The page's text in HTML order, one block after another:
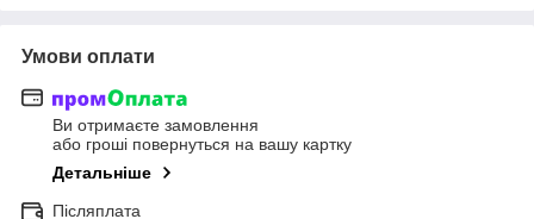
Умови оплати
Ви отримаєте замовлення
або гроші повернуться на вашу картку
Детальніше
Післяплата